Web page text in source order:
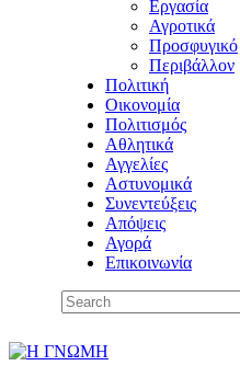
Εργασία
Αγροτικά
Προσφυγικό
Περιβάλλον
Πολιτική
Οικονομία
Πολιτισμός
Αθλητικά
Αγγελίες
Αστυνομικά
Συνεντεύξεις
Απόψεις
Αγορά
Επικοινωνία